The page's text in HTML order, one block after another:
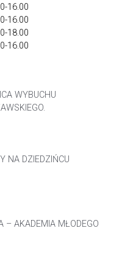
16.00
16.00
18.00
16.00
WYBUCHU
NA DZIEDZIŃCU
– AKADEMIA MŁODEGO